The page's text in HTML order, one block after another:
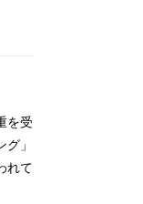
を受
」
れて